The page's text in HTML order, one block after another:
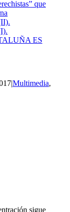
que
ES
|Multimedia,